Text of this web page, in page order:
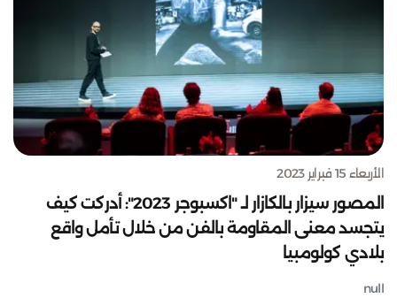
الأربعاء 15 فبراير 2023
المصور سيزار بالكازار لـ "اكسبوجر 2023": أدركت كيف
يتجسد معنى المقاومة بالفن من خلال تأمل واقع
بلادي كولومبيا
null